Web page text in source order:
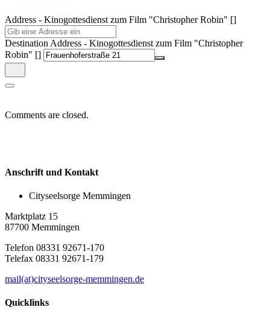
Address - Kinogottesdienst zum Film "Christopher Robin" []
Destination Address - Kinogottesdienst zum Film "Christopher
Robin" []
Comments are closed.
Anschrift und Kontakt
Cityseelsorge Memmingen
Marktplatz 15
87700 Memmingen
Telefon 08331 92671-170
Telefax 08331 92671-179
mail(at)cityseelsorge-memmingen.de
Quicklinks